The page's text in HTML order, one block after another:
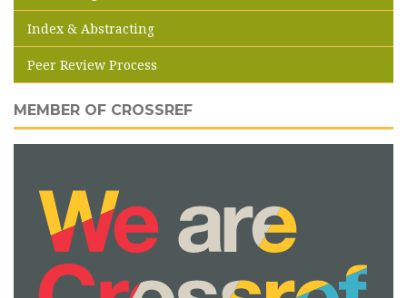
Index & Abstracting
Peer Review Process
MEMBER OF CROSSREF